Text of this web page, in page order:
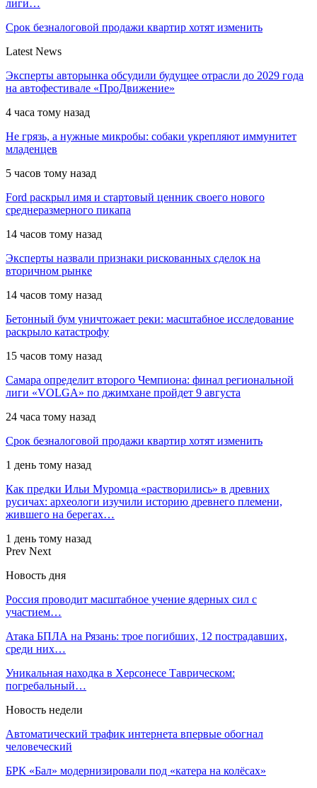
лиги…
Срок безналоговой продажи квартир хотят изменить
Latest News
Эксперты авторынка обсудили будущее отрасли до 2029 года
на автофестивале «ПроДвижение»
4 часа тому назад
Не грязь, а нужные микробы: собаки укрепляют иммунитет
младенцев
5 часов тому назад
Ford раскрыл имя и стартовый ценник своего нового
среднеразмерного пикапа
14 часов тому назад
Эксперты назвали признаки рискованных сделок на
вторичном рынке
14 часов тому назад
Бетонный бум уничтожает реки: масштабное исследование
раскрыло катастрофу
15 часов тому назад
Самара определит второго Чемпиона: финал региональной
лиги «VOLGA» по джимхане пройдет 9 августа
24 часа тому назад
Срок безналоговой продажи квартир хотят изменить
1 день тому назад
Как предки Ильи Муромца «растворились» в древних
русичах: археологи изучили историю древнего племени,
жившего на берегах…
1 день тому назад
Prev Next
Новость дня
Россия проводит масштабное учение ядерных сил с
участием…
Атака БПЛА на Рязань: трое погибших, 12 пострадавших,
среди них…
Уникальная находка в Херсонесе Таврическом:
погребальный…
Новость недели
Автоматический трафик интернета впервые обогнал
человеческий
БРК «Бал» модернизировали под «катера на колёсах»